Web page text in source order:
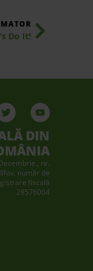
Do It!
DIN
nr.
număr de
fiscală
28576004